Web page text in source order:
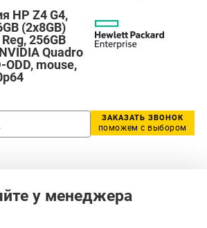
HP Z4 G4,
(2x8GB)
256GB
Quadro
ODD, mouse,
ЗАКАЗАТЬ ЗВОНОК
поможем с выбором
у менеджера